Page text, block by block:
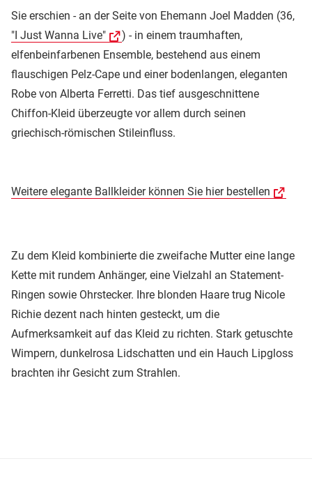
Sie erschien - an der Seite von Ehemann Joel Madden (36,
"I Just Wanna Live"
) - in einem traumhaften,
elfenbeinfarbenen Ensemble, bestehend aus einem
flauschigen Pelz-Cape und einer bodenlangen, eleganten
Robe von Alberta Ferretti. Das tief ausgeschnittene
Chiffon-Kleid überzeugte vor allem durch seinen
griechisch-römischen Stileinfluss.
Weitere elegante Ballkleider können Sie hier bestellen
Zu dem Kleid kombinierte die zweifache Mutter eine lange
Kette mit rundem Anhänger, eine Vielzahl an Statement-
Ringen sowie Ohrstecker. Ihre blonden Haare trug Nicole
Richie dezent nach hinten gesteckt, um die
Aufmerksamkeit auf das Kleid zu richten. Stark getuschte
Wimpern, dunkelrosa Lidschatten und ein Hauch Lipgloss
brachten ihr Gesicht zum Strahlen.